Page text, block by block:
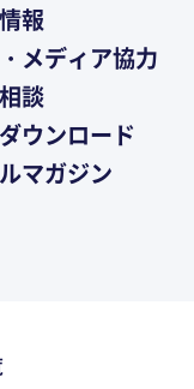
報
メディア協力
談
ウンロード
マガジン